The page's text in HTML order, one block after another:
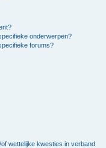
onderwerpen?
forums?
wettelijke kwesties in verband